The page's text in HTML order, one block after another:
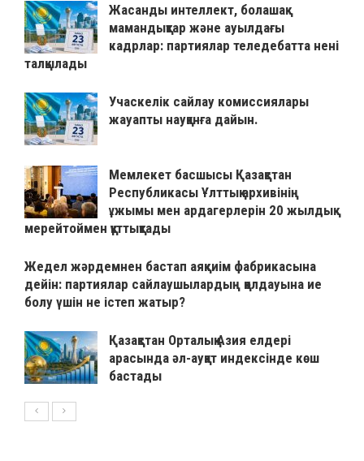
Жасанды интеллект, болашақ
мамандықтар және ауылдағы
кадрлар: партиялар теледебатта нені
талқылады
Учаскелік сайлау комиссиялары
жауапты науқанға дайын.
Мемлекет басшысы Қазақстан
Республикасы Ұлттық архивінің
ұжымы мен ардагерлерін 20 жылдық
мерейтоймен құттықтады
Жедел жәрдемнен бастап аяқкиім фабрикасына
дейін: партиялар сайлаушылардың қолдауына ие
болу үшін не істеп жатыр?
Қазақстан Орталық Азия елдері
арасында әл-ауқат индексінде көш
бастады